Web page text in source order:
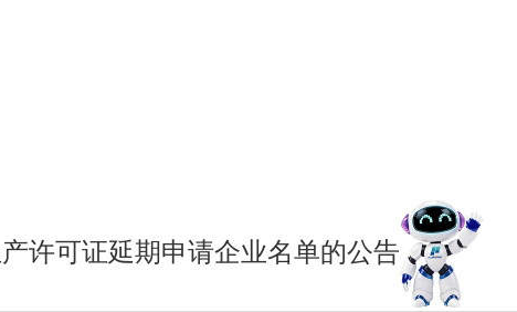
许可证延期申请企业名单的公告